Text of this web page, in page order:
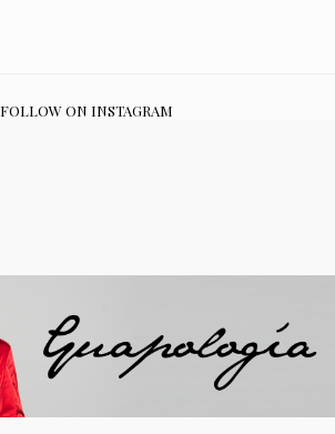
FOLLOW ON INSTAGRAM